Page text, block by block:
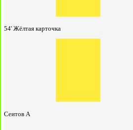
54' Жёлтая карточка
Сеитов А